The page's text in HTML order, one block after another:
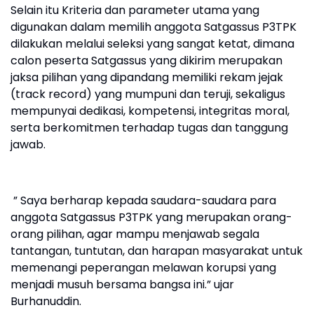
Selain itu Kriteria dan parameter utama yang
digunakan dalam memilih anggota Satgassus P3TPK
dilakukan melalui seleksi yang sangat ketat, dimana
calon peserta Satgassus yang dikirim merupakan
jaksa pilihan yang dipandang memiliki rekam jejak
(track record) yang mumpuni dan teruji, sekaligus
mempunyai dedikasi, kompetensi, integritas moral,
serta berkomitmen terhadap tugas dan tanggung
jawab.
” Saya berharap kepada saudara-saudara para
anggota Satgassus P3TPK yang merupakan orang-
orang pilihan, agar mampu menjawab segala
tantangan, tuntutan, dan harapan masyarakat untuk
memenangi peperangan melawan korupsi yang
menjadi musuh bersama bangsa ini.” ujar
Burhanuddin.